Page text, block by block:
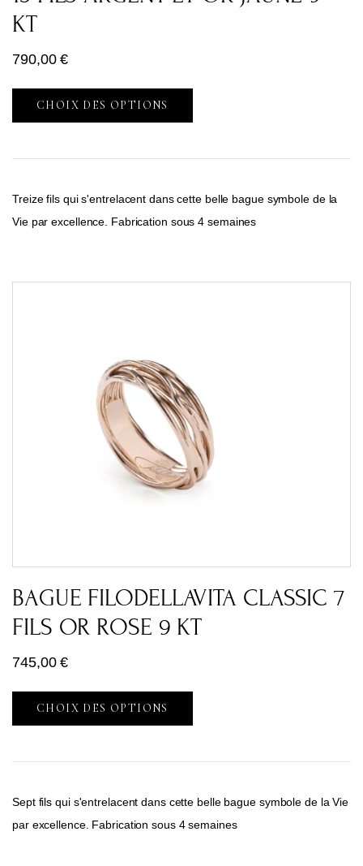
KT
790,00€
CHOIX DES OPTIONS
Treize fils qui s'entrelacent dans cette belle bague symbole de la
Vie par excellence. Fabrication sous 4 semaines
BAGUE FILODELLAVITA CLASSIC 7
FILS OR ROSE 9 KT
745,00€
CHOIX DES OPTIONS
Sept fils qui s'entrelacent dans cette belle bague symbole de la Vie
par excellence. Fabrication sous 4 semaines